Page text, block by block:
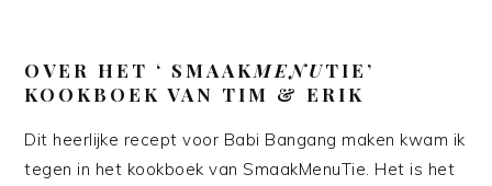
OVER HET ‘ SMAAKMENUTIE’
KOOKBOEK VAN TIM & ERIK
Dit heerlijke recept voor Babi Bangang maken kwam ik
tegen in het kookboek van SmaakMenuTie. Het is het